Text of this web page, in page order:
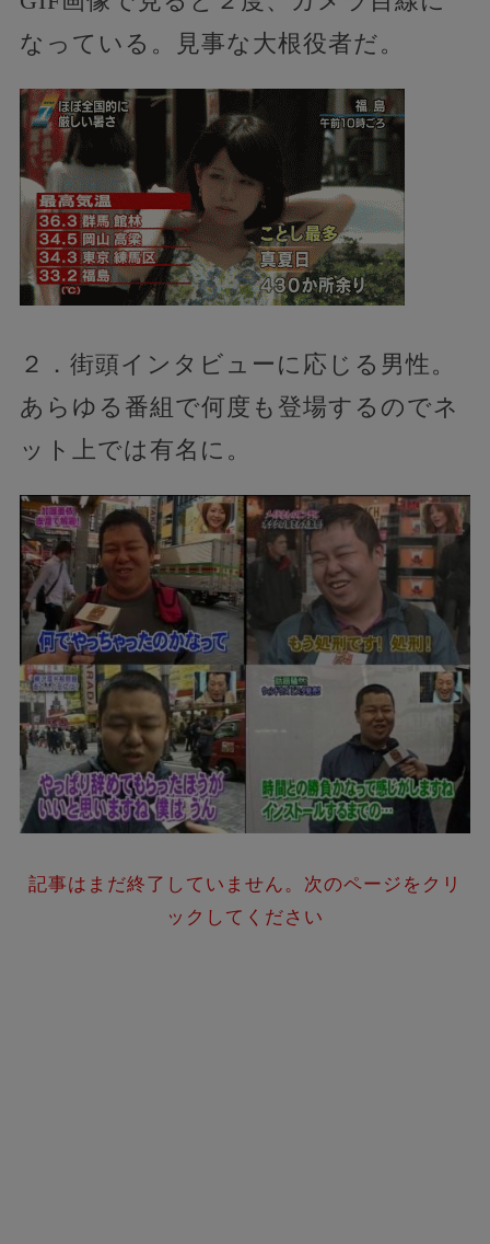
なっている。見事な大根役者だ。
２．街頭インタビューに応じる男性。
あらゆる番組で何度も登場するのでネ
ット上では有名に。
記事はまだ終了していません。次のページをクリ
ックしてください